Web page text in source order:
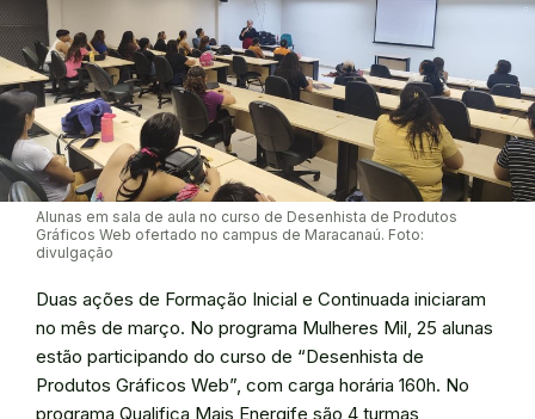
Alunas em sala de aula no curso de Desenhista de Produtos
Gráficos Web ofertado no campus de Maracanaú. Foto:
divulgação
Duas ações de Formação Inicial e Continuada iniciaram
no mês de março. No programa Mulheres Mil, 25 alunas
estão participando do curso de “Desenhista de
Produtos Gráficos Web”, com carga horária 160h. No
programa Qualifica Mais Energife são 4 turmas